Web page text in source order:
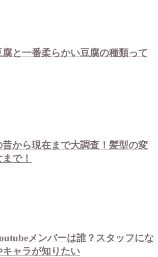
と一番柔らかい豆腐の種類って
から現在まで大調査！髪型の変
で！
メンバーは誰？スタッフにな
キャラが知りたい